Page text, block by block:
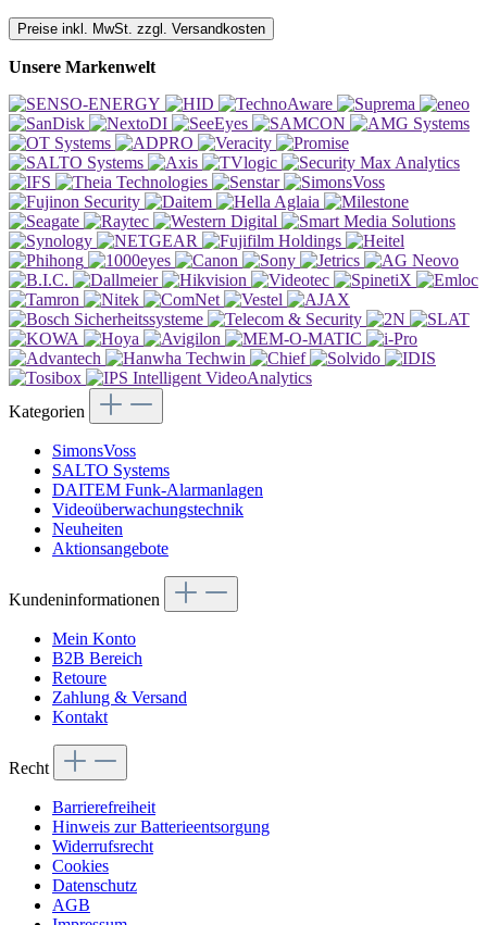
Preise inkl. MwSt. zzgl. Versandkosten
Unsere Markenwelt
Kategorien
SimonsVoss
SALTO Systems
DAITEM Funk-Alarmanlagen
Videoüberwachungstechnik
Neuheiten
Aktionsangebote
Kundeninformationen
Mein Konto
B2B Bereich
Retoure
Zahlung & Versand
Kontakt
Recht
Barrierefreiheit
Hinweis zur Batterieentsorgung
Widerrufsrecht
Cookies
Datenschutz
AGB